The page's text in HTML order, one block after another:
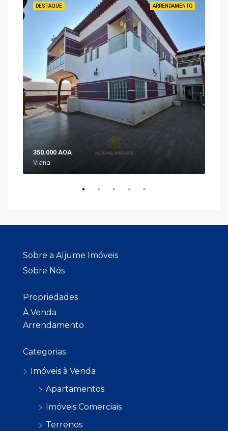
ARRENDAMENTO
DESTAQUE
350.000 AOA
Viana
Sobre a Aljume Imóveis
Sobre Nós
Propriedades
À Venda
Arrendamento
Categorias
Imóveis à Venda
Apartamentos
Imóveis Comerciais
Terrenos